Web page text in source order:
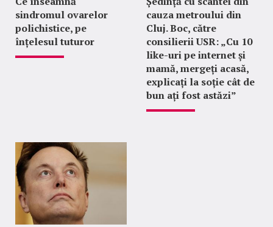
sindromul ovarelor
polichistice, pe
înțelesul tuturor
cauza metroului din
Cluj. Boc, către
consilierii USR: „Cu 10
like-uri pe internet și
mamă, mergeți acasă,
explicați la soție cât de
bun ați fost astăzi”